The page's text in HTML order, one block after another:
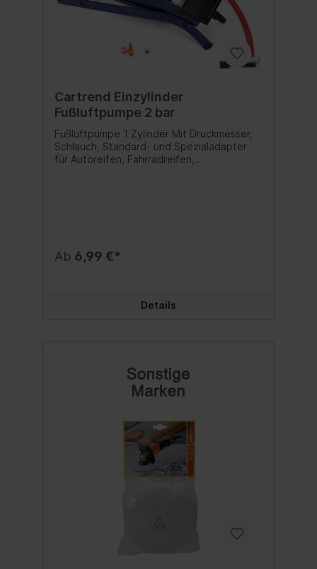
Cartrend Einzylinder
Fußluftpumpe 2 bar
Fußluftpumpe 1 Zylinder Mit Druckmesser,
Schlauch, Standard- und Spezialadapter
für Autoreifen, Fahrradreifen,
Ab 6,99 €*
Details